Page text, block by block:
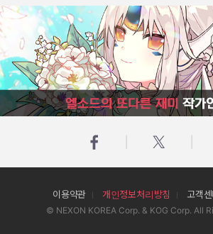
엘소드의 또다른 재미 작가연재만화
이용약관 개인정보처리방침 고객
© NEXON KOREA Corp. & KOG Corp. All